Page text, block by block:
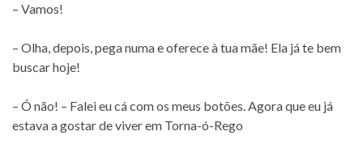
– Vamos!
– Olha, depois, pega numa e oferece à tua mãe! Ela já te bem
buscar hoje!
– Ó não! – Falei eu cá com os meus botões. Agora que eu já
estava a gostar de viver em Torna-ó-Rego